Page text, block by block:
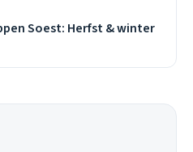
Soest: Herfst & winter